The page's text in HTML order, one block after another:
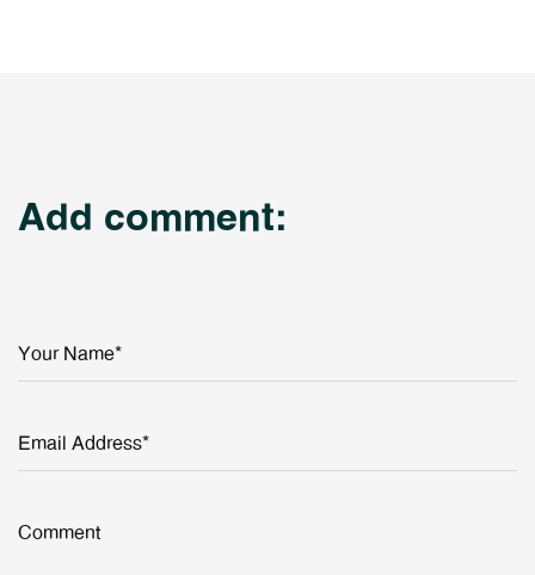
Add comment:
Your Name*
Email Address*
Comment